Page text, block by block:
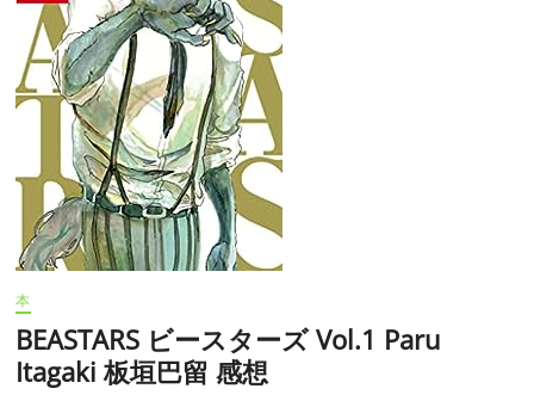
本
BEASTARS ビースターズ Vol.1 Paru
Itagaki 板垣巴留 感想